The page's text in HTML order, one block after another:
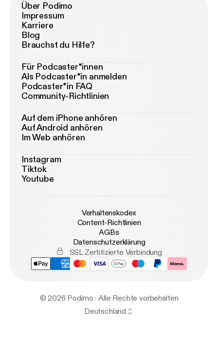
Über Podimo
Impressum
Karriere
Blog
Brauchst du Hilfe?
Für Podcaster*innen
Als Podcaster*in anmelden
Podcaster*in FAQ
Community-Richtlinien
Auf dem iPhone anhören
Auf Android anhören
Im Web anhören
Instagram
Tiktok
Youtube
Verhaltenskodex
Content-Richtlinien
AGBs
Datenschutzerklärung
SSL Zertifizierte Verbindung
© 2026 Podimo · Alle Rechte vorbehalten
Deutschland